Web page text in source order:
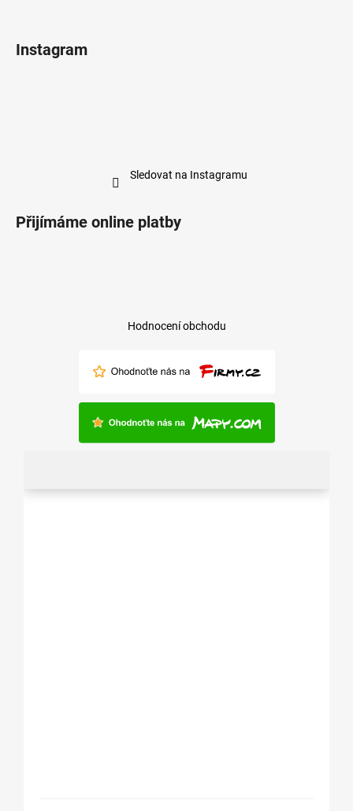
Instagram
Sledovat na Instagramu
Přijímáme online platby
Hodnocení obchodu